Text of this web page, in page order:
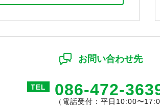
お問い合わせ先
TEL 086-472-
（電話受付：平日10:00〜